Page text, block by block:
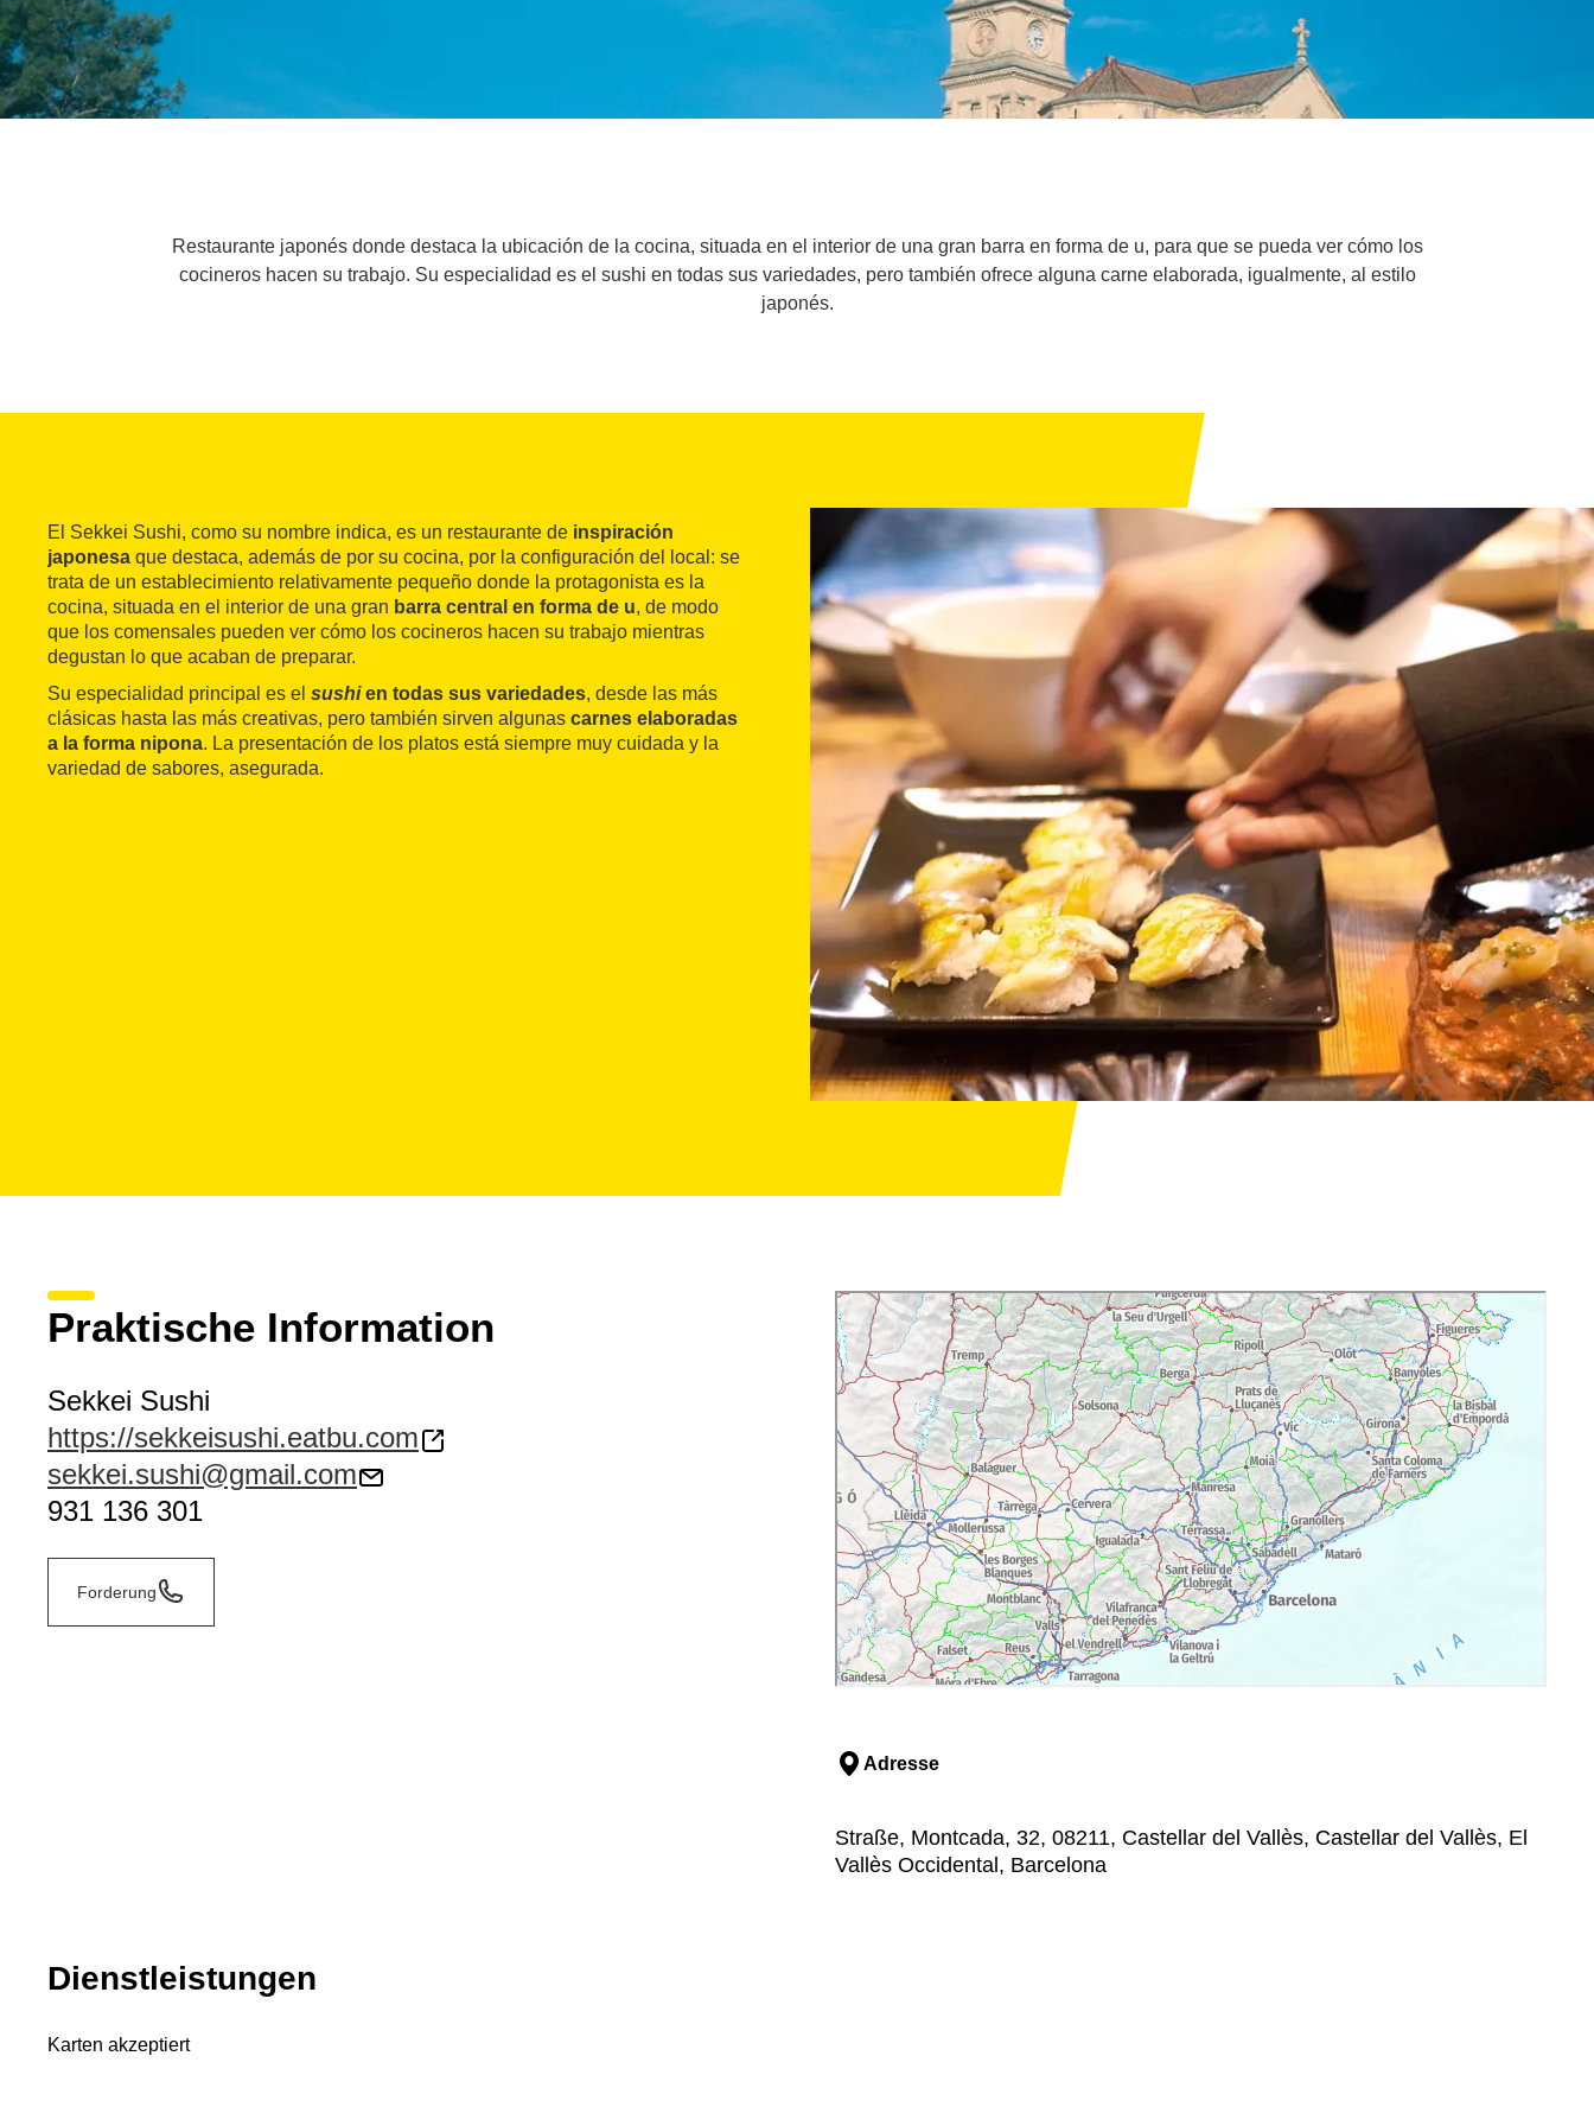
Restaurante japonés donde destaca la ubicación de la cocina, situada en el interior de una gran barra en forma de u, para que se pueda ver cómo los
cocineros hacen su trabajo. Su especialidad es el sushi en todas sus variedades, pero también ofrece alguna carne elaborada, igualmente, al estilo
japonés.
El Sekkei Sushi, como su nombre indica, es un restaurante de inspiración
japonesa que destaca, además de por su cocina, por la configuración del local: se
trata de un establecimiento relativamente pequeño donde la protagonista es la
cocina, situada en el interior de una gran barra central en forma de u, de modo
que los comensales pueden ver cómo los cocineros hacen su trabajo mientras
degustan lo que acaban de preparar.
Su especialidad principal es el sushien todas sus variedades, desde las más
clásicas hasta las más creativas, pero también sirven algunas carnes elaboradas
a la forma nipona. La presentación de los platos está siempre muy cuidada y la
variedad de sabores, asegurada.
Praktische Information
Sekkei Sushi
https://sekkeisushi.eatbu.com
sekkei.sushi@gmail.com
931 136 301
Forderung
Adresse
Straße, Montcada, 32, 08211, Castellar del Vallès, Castellar del Vallès, El
Vallès Occidental, Barcelona
Dienstleistungen
Karten akzeptiert